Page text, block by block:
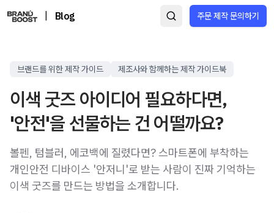
Blog 주문 제작 문의하기
브랜드를 위한 제작 가이드 제조사와 함께하는 제작 가이드북
이색 굿즈 아이디어 필요하다면,
'안전'을 선물하는 건 어떨까요?
볼펜, 텀블러, 에코백에 질렸다면? 스마트폰에 부착하는
개인안전 디바이스 '안저니'로 받는 사람이 진짜 기억하는
이색 굿즈를 만드는 방법을 소개합니다.